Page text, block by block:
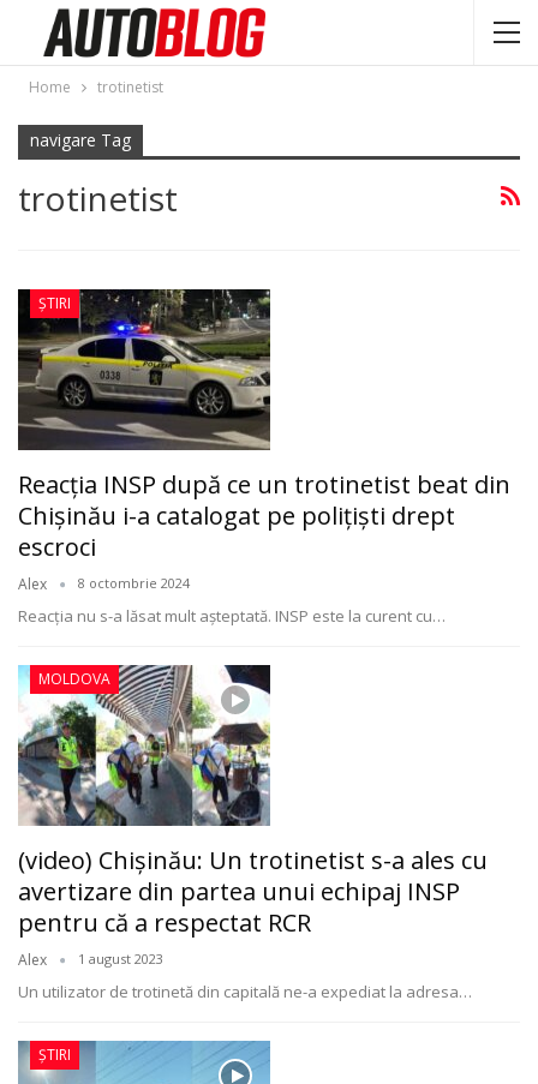
Home trotinetist
navigare Tag
trotinetist
ȘTIRI
Reacția INSP după ce un trotinetist beat din
Chișinău i-a catalogat pe polițiști drept
escroci
Alex 8 octombrie 2024
Reacția nu s-a lăsat mult așteptată. INSP este la curent cu…
MOLDOVA
(video) Chişinău: Un trotinetist s-a ales cu
avertizare din partea unui echipaj INSP
pentru că a respectat RCR
Alex 1 august 2023
Un utilizator de trotinetă din capitală ne-a expediat la adresa…
ȘTIRI